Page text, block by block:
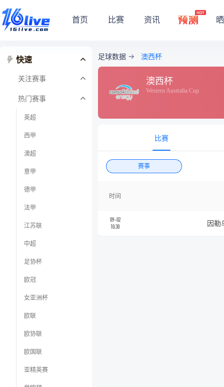
首页 比赛 资讯
快速
关注赛事
热门赛事
英超
西甲
澳超
意甲
德甲
法甲
江苏联
中超
足协杯
欧冠
女亚洲杯
欧联
欧协联
欧国联
亚精英赛
足球数据 澳西杯
澳西杯
Western Australia Cup
比赛
赛事
时间
09-02
10:30
因勒